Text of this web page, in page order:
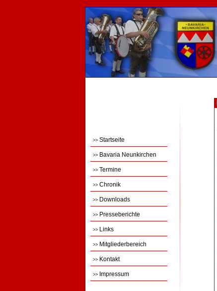
>> Startseite
>> Bavaria Neunkirchen
>> Termine
>> Chronik
>> Downloads
>> Presseberichte
>> Links
>> Mitgliederbereich
>> Kontakt
>> Impressum